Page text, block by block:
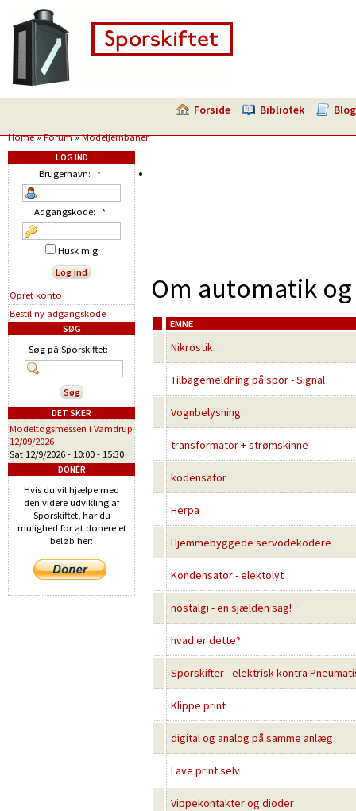
Forside Bibliotek Blog
Home»Forum»Modeljernbaner
Om automatik
EMNE
Nikrostik
Tilbagemeldning på spor - Signal
Vognbelysning
transformator + strømskinne
kodensator
Herpa
Hjemmebyggede servodekodere
Kondensator - elektolyt
nostalgi - en sjælden sag!
hvad er dette?
Sporskifter - elektrisk kontra
Klippe print
digital og analog på samme anlæg
Lave print selv
Vippekontakter og dioder
LOG IND
Brugernavn: *
Adgangskode: *
Husk mig
Opret konto
Bestil ny adgangskode
SØG
Søg på Sporskiftet:
DET SKER
Modeltogsmessen i Vamdrup
12/09/2026
Sat 12/9/2026 - 10:00 - 15:30
DONÉR
Hvis du vil hjælpe med
den videre udvikling af
Sporskiftet, har du
mulighed for at donere et
beløb her: